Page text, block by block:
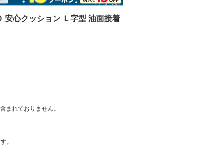
心クッション Ｌ字型 油面接着
まれておりません。
。